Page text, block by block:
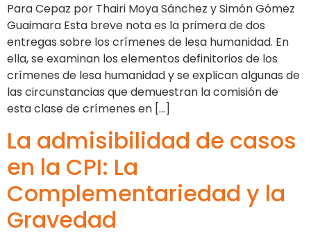
Para Cepaz por Thairi Moya Sánchez y Simón Gómez
Guaimara Esta breve nota es la primera de dos
entregas sobre los crímenes de lesa humanidad. En
ella, se examinan los elementos definitorios de los
crímenes de lesa humanidad y se explican algunas de
las circunstancias que demuestran la comisión de
esta clase de crímenes en […]
La admisibilidad de casos
en la CPI: La
Complementariedad y la
Gravedad